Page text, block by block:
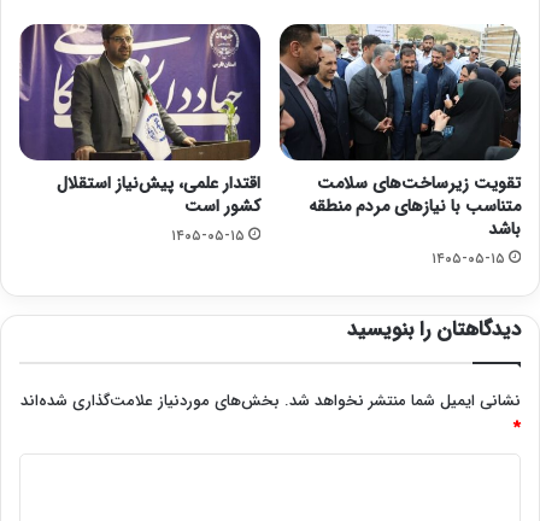
تقویت زیرساخت‌های سلامت
متناسب با نیازهای مردم منطقه
باشد
۱۴۰۵-۰۵-۱۵
اقتدار علمی، پیش‌نیاز استقلال
کشور است
۱۴۰۵-۰۵-۱۵
دیدگاهتان را بنویسید
نشانی ایمیل شما منتشر نخواهد شد. بخش‌های موردنیاز علامت‌گذاری شده‌اند
*